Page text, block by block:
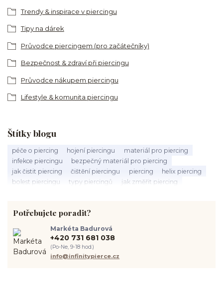
Trendy & inspirace v piercingu
Tipy na dárek
Průvodce piercingem (pro začátečníky)
Bezpečnost & zdraví při piercingu
Průvodce nákupem piercingu
Lifestyle & komunita piercingu
Štítky blogu
péče o piercing hojení piercingu
materiál pro piercing
infekce piercingu
bezpečný materiál pro piercing
jak čistit piercing
čištění piercingu piercing
helix piercing
bolest piercingu
typy piercingů
jak změřit piercing
hygiena piercingu
tipy pro piercing
piercing ucha
chirurgická ocel 316L
spravná velikost piercingu
jak pečovat o piercing
medusa piercing
Potřebujete poradit?
Markéta Badurová
+420 731 681 038
(Po-Ne, 9-18 hod.)
info@infinitypierce.cz